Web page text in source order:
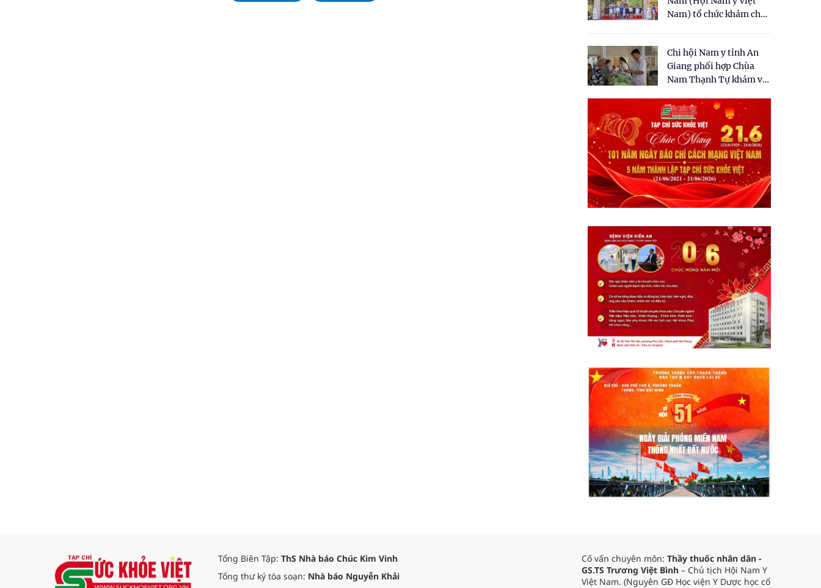
Nam) tổ chức khám chữa
dân tại xã Tân Tập
Chi hội Nam y tỉnh An
Giang phối hợp Chùa
Nam Thạnh Tự khám và
nhân dân
Tổng Biên Tập: ThS Nhà báo Chúc Kim Vinh
Tổng thư ký tòa soạn: Nhà báo Nguyễn Khải
Cố vấn chuyên môn: Thầy thuốc nhân dân -
GS.TS Trương Việt Bình – Chủ tịch Hội Nam Y
Việt Nam. (Nguyên GĐ Học viện Y Dược học cổ